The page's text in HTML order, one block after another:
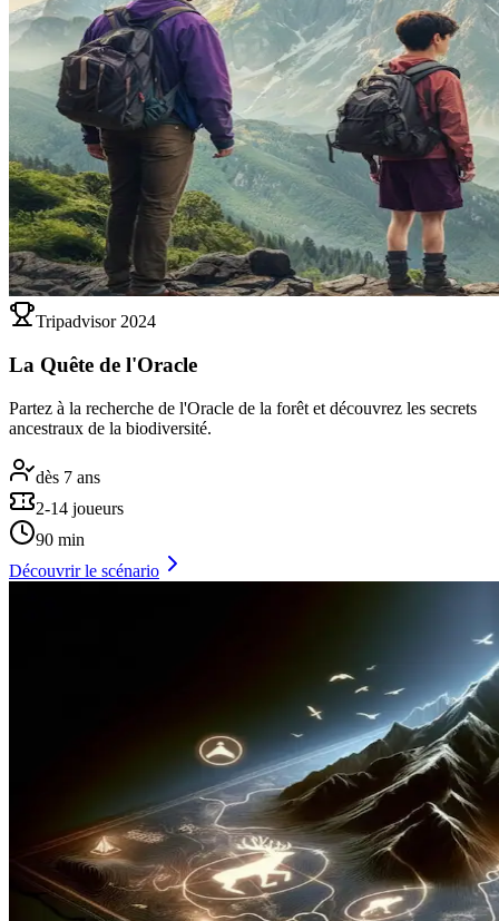
Tripadvisor 2024
La Quête de l'Oracle
Partez à la recherche de l'Oracle de la forêt et découvrez les secrets
ancestraux de la biodiversité.
dès 7 ans
2-14 joueurs
90 min
Découvrir le scénario